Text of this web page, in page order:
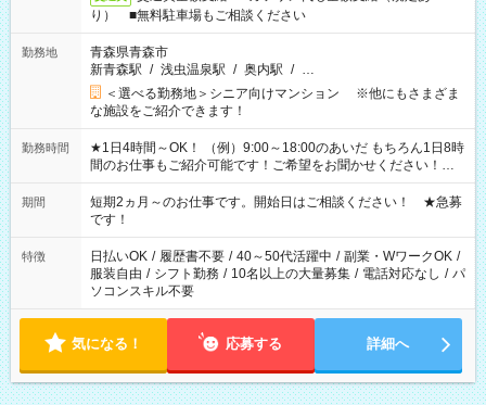
り） ■無料駐車場もご相談ください
勤務地
青森県青森市
新青森駅 / 浅虫温泉駅 / 奥内駅 / …
＜選べる勤務地＞シニア向けマンション ※他にもさまざま
な施設をご紹介できます！
勤務時間
★1日4時間～OK！ （例）9:00～18:00のあいだ もちろん1日8時
間のお仕事もご紹介可能です！ご希望をお聞かせください！★
家庭の都合でお休みが必要な場合も遠慮なくご相談ください。
※週最低15時間以上の勤務が必要です
期間
短期2ヵ月～のお仕事です。開始日はご相談ください！ ★急募
です！
特徴 日払いOK / 履歴書不要 / 40～50代活躍中 / 副業・WワークOK /
服装自由 / シフト勤務 / 10名以上の大量募集 / 電話対応なし / パ
ソコンスキル不要
気になる！ 応募する 詳細へ